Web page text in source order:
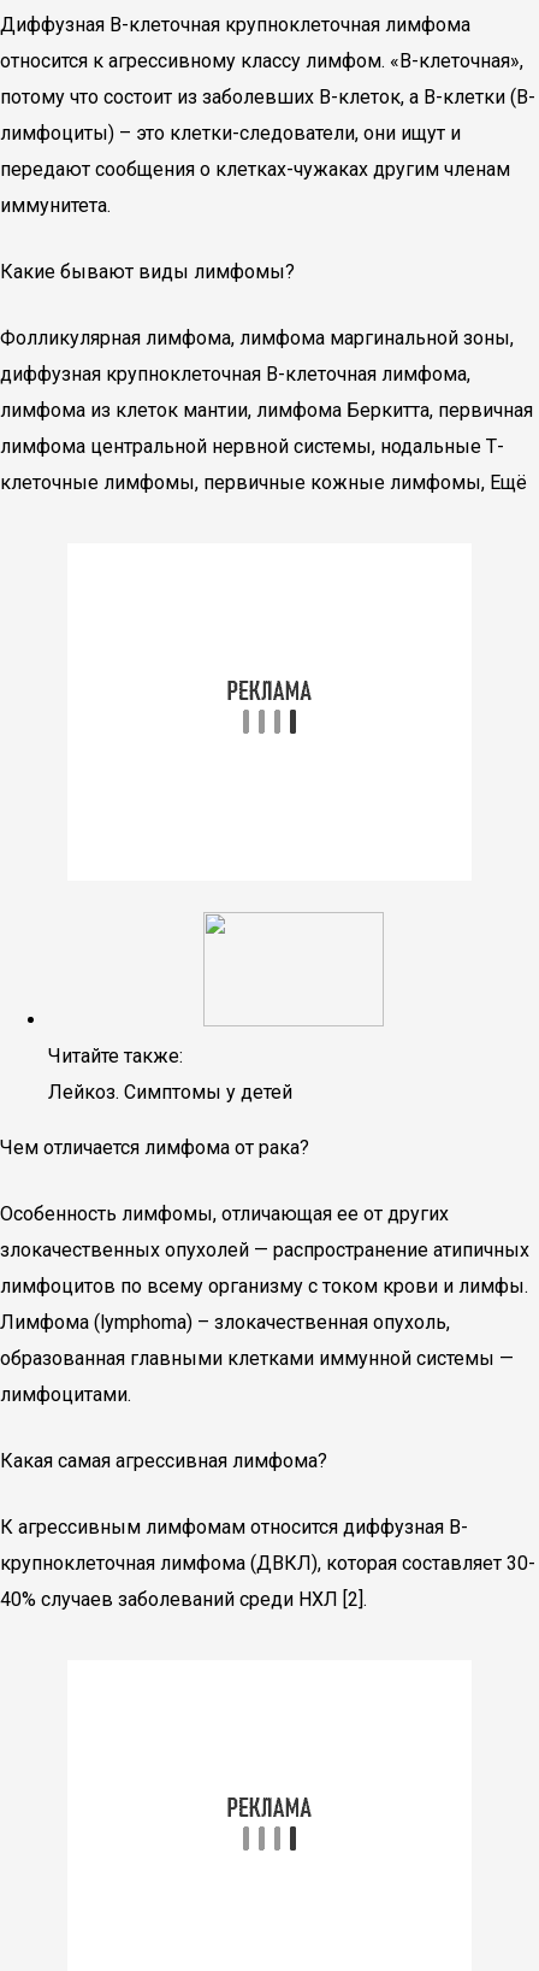
Диффузная В-клеточная крупноклеточная лимфома
относится к агрессивному классу лимфом. «В-клеточная»,
потому что состоит из заболевших В-клеток, а В-клетки (В-
лимфоциты) – это клетки-следователи, они ищут и
передают сообщения о клетках-чужаках другим членам
иммунитета.
Какие бывают виды лимфомы?
Фолликулярная лимфома, лимфома маргинальной зоны,
диффузная крупноклеточная В-клеточная лимфома,
лимфома из клеток мантии, лимфома Беркитта, первичная
лимфома центральной нервной системы, нодальные Т-
клеточные лимфомы, первичные кожные лимфомы, Ещё
Читайте также:
Лейкоз. Симптомы у детей
Чем отличается лимфома от рака?
Особенность лимфомы, отличающая ее от других
злокачественных опухолей — распространение атипичных
лимфоцитов по всему организму с током крови и лимфы.
Лимфома (lymphoma) – злокачественная опухоль,
образованная главными клетками иммунной системы —
лимфоцитами.
Какая самая агрессивная лимфома?
К агрессивным лимфомам относится диффузная В-
крупноклеточная лимфома (ДВКЛ), которая составляет 30-
40% случаев заболеваний среди НХЛ [2].